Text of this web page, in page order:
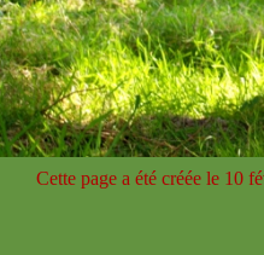
Cette page a été créée le 10